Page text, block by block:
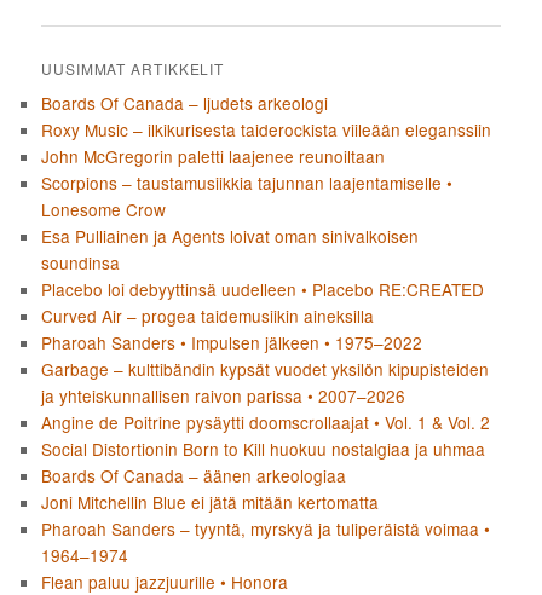
UUSIMMAT ARTIKKELIT
Boards Of Canada – ljudets arkeologi
Roxy Music – ilkikurisesta taiderockista viileään eleganssiin
John McGregorin paletti laajenee reunoiltaan
Scorpions – taustamusiikkia tajunnan laajentamiselle •
Lonesome Crow
Esa Pulliainen ja Agents loivat oman sinivalkoisen
soundinsa
Placebo loi debyyttinsä uudelleen • Placebo RE:CREATED
Curved Air – progea taidemusiikin aineksilla
Pharoah Sanders • Impulsen jälkeen • 1975–2022
Garbage – kulttibändin kypsät vuodet yksilön kipupisteiden
ja yhteiskunnallisen raivon parissa • 2007–2026
Angine de Poitrine pysäytti doomscrollaajat • Vol. 1 & Vol. 2
Social Distortionin Born to Kill huokuu nostalgiaa ja uhmaa
Boards Of Canada – äänen arkeologiaa
Joni Mitchellin Blue ei jätä mitään kertomatta
Pharoah Sanders – tyyntä, myrskyä ja tuliperäistä voimaa •
1964–1974
Flean paluu jazzjuurille • Honora